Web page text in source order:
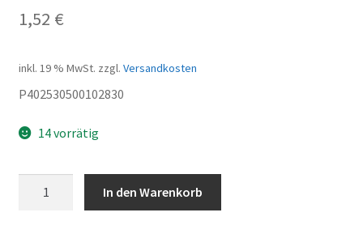
1,52 €
inkl. 19 % MwSt. zzgl. Versandkosten
P402530500102830
14 vorrätig
In den Warenkorb